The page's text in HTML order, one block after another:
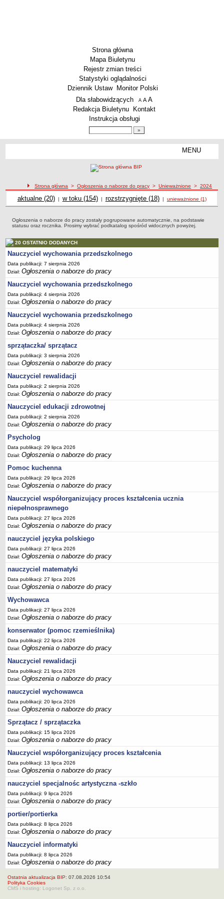
Strona główna
Mapa Biuletynu
Rejestr zmian treści
Statystyki oglądalności
Dziennik Ustaw
Monitor Polski
Menu dodatkowe
Dla słabowidzących A pomniejsz czcionkę
A standardowy rozmiar czcionki
A
Redakcja Biuletynu
Kontakt
Instrukcja obsługi
MENU
Żłobki i przedszkola
Szkoły podstawowe
Inne placówki
ZARZĄDZENIA
PRZETARGI
SPRAWOZDANIA FINANSOWE
2018
2019
2020
2021
2022
2023
2024
2025
OGŁOSZENIA
DEKLARACJA DOSTĘPNOŚCI
2021
2025
RAPORTY O STANIE DOSTĘPNOŚCI
Strona główna >Ogłoszenia o naborze do pracy >Unieważnione >2024
Ogłoszenia o naborze do pracy unieważnione z 2024 roku
Ogłoszenia o naborze
aktualne (20)| Ogłoszenia o naborze
w toku (154)| Ogłoszenia o naborze
rozstrzygnięte (18)| Ogłoszenia o naborze
unieważnione (1)
Ogłoszenia o naborze do pracy zostały pogrupowane automatycznie, na podstawie
statusu oraz rocznika. Prosimy wybrać podkatalog spośród widocznych powyżej.
20 OSTATNIO DODANYCH
Nauczyciel wychowania przedszkolnego
Data publikacji: 7 sierpnia 2026
Dział:Ogłoszenia o naborze do pracy
Nauczyciel wychowania przedszkolnego
Data publikacji: 4 sierpnia 2026
Dział:Ogłoszenia o naborze do pracy
Nauczyciel wychowania przedszkolnego
Data publikacji: 4 sierpnia 2026
Dział:Ogłoszenia o naborze do pracy
sprzątaczka/ sprzątacz
Data publikacji: 3 sierpnia 2026
Dział:Ogłoszenia o naborze do pracy
Nauczyciel rewalidacji
Data publikacji: 2 sierpnia 2026
Dział:Ogłoszenia o naborze do pracy
Nauczyciel edukacji zdrowotnej
Data publikacji: 2 sierpnia 2026
Dział:Ogłoszenia o naborze do pracy
Psycholog
Data publikacji: 29 lipca 2026
Dział:Ogłoszenia o naborze do pracy
Pomoc kuchenna
Data publikacji: 29 lipca 2026
Dział:Ogłoszenia o naborze do pracy
Nauczyciel współorganizujący proces kształcenia ucznia
niepełnosprawnego
Data publikacji: 27 lipca 2026
Dział:Ogłoszenia o naborze do pracy
nauczyciel języka polskiego
Data publikacji: 27 lipca 2026
Dział:Ogłoszenia o naborze do pracy
nauczyciel matematyki
Data publikacji: 27 lipca 2026
Dział:Ogłoszenia o naborze do pracy
Wychowawca
Data publikacji: 27 lipca 2026
Dział:Ogłoszenia o naborze do pracy
konserwator (pomoc rzemieślnika)
Data publikacji: 22 lipca 2026
Dział:Ogłoszenia o naborze do pracy
Nauczyciel rewalidacji
Data publikacji: 21 lipca 2026
Dział:Ogłoszenia o naborze do pracy
nauczyciel wychowawca
Data publikacji: 20 lipca 2026
Dział:Ogłoszenia o naborze do pracy
Sprzątacz / sprzątaczka
Data publikacji: 15 lipca 2026
Dział:Ogłoszenia o naborze do pracy
Nauczyciel współorganizujący proces kształcenia
Data publikacji: 13 lipca 2026
Dział:Ogłoszenia o naborze do pracy
nauczyciel specjalnośc artystyczna -szkło
Data publikacji: 9 lipca 2026
Dział:Ogłoszenia o naborze do pracy
portier/portierka
Data publikacji: 8 lipca 2026
Dział:Ogłoszenia o naborze do pracy
Nauczyciel informatyki
Data publikacji: 8 lipca 2026
Dział:Ogłoszenia o naborze do pracy
Ostatnia aktualizacja BIP: 07.08.2026 10:54
Polityka Cookies
CMS i hosting: Logonet Sp. z o.o.